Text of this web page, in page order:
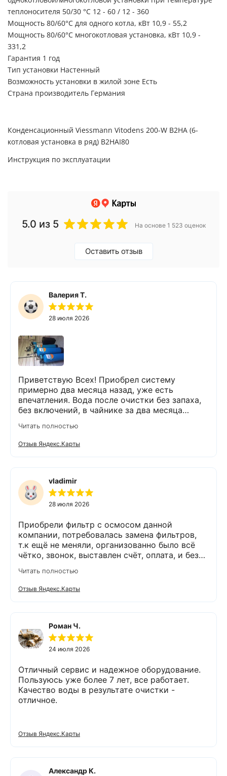
теплоносителя 50/30 °C 12 - 60 / 12 - 360
Мощность 80/60°C для одного котла, кВт 10,9 - 55,2
Мощность 80/60°C многокотловая установка, кВт 10,9 -
331,2
Гарантия 1 год
Тип установки Настенный
Возможность установки в жилой зоне Есть
Страна производитель Германия
Конденсационный Viessmann Vitodens 200-W B2HA (6-
котловая установка в ряд) B2HAI80
Инструкция по эксплуатации
5.0 из 5 На основе 1 523 оценок
Оставить отзыв
Валерия Т.
28 июля 2026
Приветствую Всех! Приобрел систему
примерно два месяца назад, уже есть
впечатления. Вода после очистки без запаха,
без включений, в чайнике за два месяца
работает. Оборудование, несмотря на
размеры, поставили компактно, сбоев не
было. Спасибо Экодару за хорошую работу.
Читать полностью
Отзыв Яндекс.Карты
vladimir
28 июля 2026
Приобрели фильтр с осмосом данной
компании, потребовалась замена фильтров,
т.к ещё не меняли, организованно было всё
чётко, звонок, выставлен счёт, оплата, и без
выполнено (всё чётко без шума и пыли),
приятно работать с грамотными,
обязательными людьми. Спасибо
Читать полностью
Отзыв Яндекс.Карты
Роман Ч.
24 июля 2026
Отличный сервис и надежное оборудование.
Пользуюсь уже более 7 лет, все работает.
Качество воды в результате очистки -
отличное.
Отзыв Яндекс.Карты
Александр К.